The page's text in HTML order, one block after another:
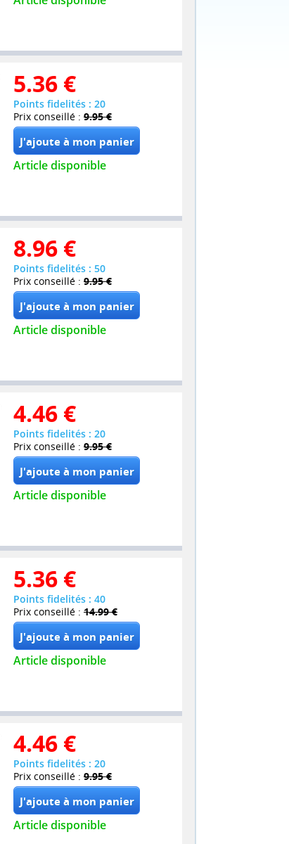
5.36 €
Points fidelités : 20
Prix conseillé : 9.95 €
Article disponible
8.96 €
Points fidelités : 50
Prix conseillé : 9.95 €
Article disponible
4.46 €
Points fidelités : 20
Prix conseillé : 9.95 €
Article disponible
5.36 €
Points fidelités : 40
Prix conseillé : 14.99 €
Article disponible
4.46 €
Points fidelités : 20
Prix conseillé : 9.95 €
Article disponible